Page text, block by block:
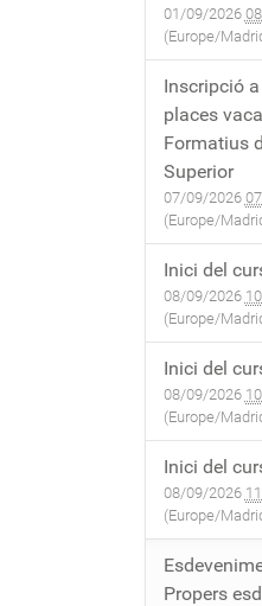
01/09/2026
(Europe/
Inscripció
places
Formatius
Superior
07/09/2026
(Europe/
Inici del
08/09/2026
(Europe/
Inici del
08/09/2026
(Europe/
Inici del
08/09/2026
(Europe/
Propers